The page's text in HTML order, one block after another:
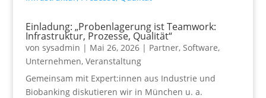
Einladung: „Probenlagerung ist Teamwork:
Infrastruktur, Prozesse, Qualität“
von sysadmin | Mai 26, 2026| Partner, Software,
Unternehmen, Veranstaltung
Gemeinsam mit Expert:innen aus Industrie und
Biobanking diskutieren wir in München u. a.